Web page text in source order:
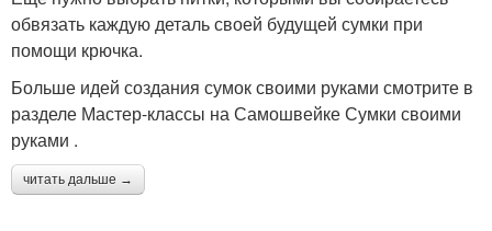
обвязать каждую деталь своей будущей сумки при
помощи крючка.
Больше идей создания сумок своими руками смотрите в
разделе Мастер-классы на Самошвейке Сумки своими
руками .
читать дальше →